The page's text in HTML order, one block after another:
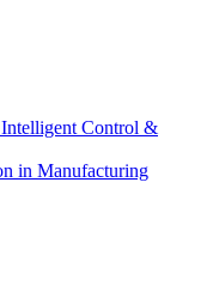
Control &
in Manufacturing